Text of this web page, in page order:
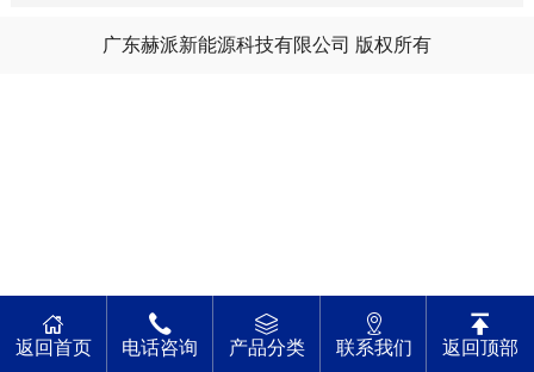
广东赫派新能源科技有限公司 版权所有
返回首页 电话咨询 产品分类 联系我们 返回顶部